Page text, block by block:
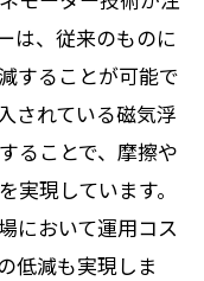
は、従来のものに
することが可能で
されている磁気浮
ることで、摩擦や
現しています。
において運用コス
低減も実現しま